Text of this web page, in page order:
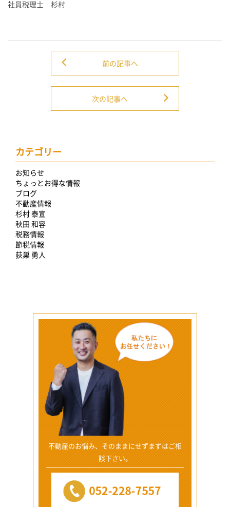
社員税理士 杉村
前の記事へ
次の記事へ
カテゴリー
お知らせ
ちょっとお得な情報
ブログ
不動産情報
杉村 泰宣
秋田 和容
税務情報
節税情報
荻巣 勇人
不動産のお悩み、そのままにせずまずはご相
談下さい。